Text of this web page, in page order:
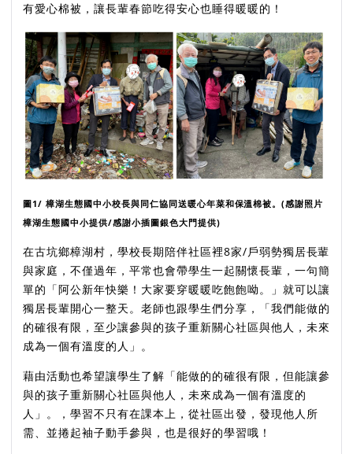
有愛心棉被，讓長輩春節吃得安心也睡得暖暖的！
圖1/ 樟湖生態國中小校長與同仁協同送暖心年菜和保溫棉被。(感謝照片
樟湖生態國中小提供/感謝小插圖銀色大門提供)
在古坑鄉樟湖村，學校長期陪伴社區裡8家/戶弱勢獨居長輩
與家庭，不僅過年，平常也會帶學生一起關懷長輩，一句簡
單的「阿公新年快樂！大家要穿暖暖吃飽飽呦。」就可以讓
獨居長輩開心一整天。老師也跟學生們分享，「我們能做的
的確很有限，至少讓參與的孩子重新關心社區與他人，未來
成為一個有溫度的人」。
藉由活動也希望讓學生了解「能做的的確很有限，但能讓參
與的孩子重新關心社區與他人，未來成為一個有溫度的
人」。，學習不只有在課本上，從社區出發，發現他人所
需、並捲起袖子動手參與，也是很好的學習哦！